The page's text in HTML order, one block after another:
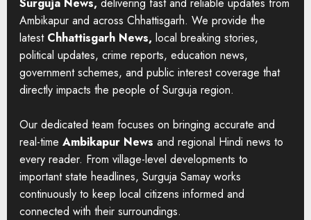
Ambikapur and across Chhattisgarh. We provide the
latest Chhattisgarh News, local breaking stories,
political updates, crime reports, education news,
government schemes, and public interest coverage that
directly impacts the people of Surguja region.
Our dedicated team focuses on bringing accurate and
real-time Ambikapur News and regional Hindi news to
every reader. From village-level developments to
important state headlines, Surguja Samay works
continuously to keep local citizens informed and
connected with their surroundings.